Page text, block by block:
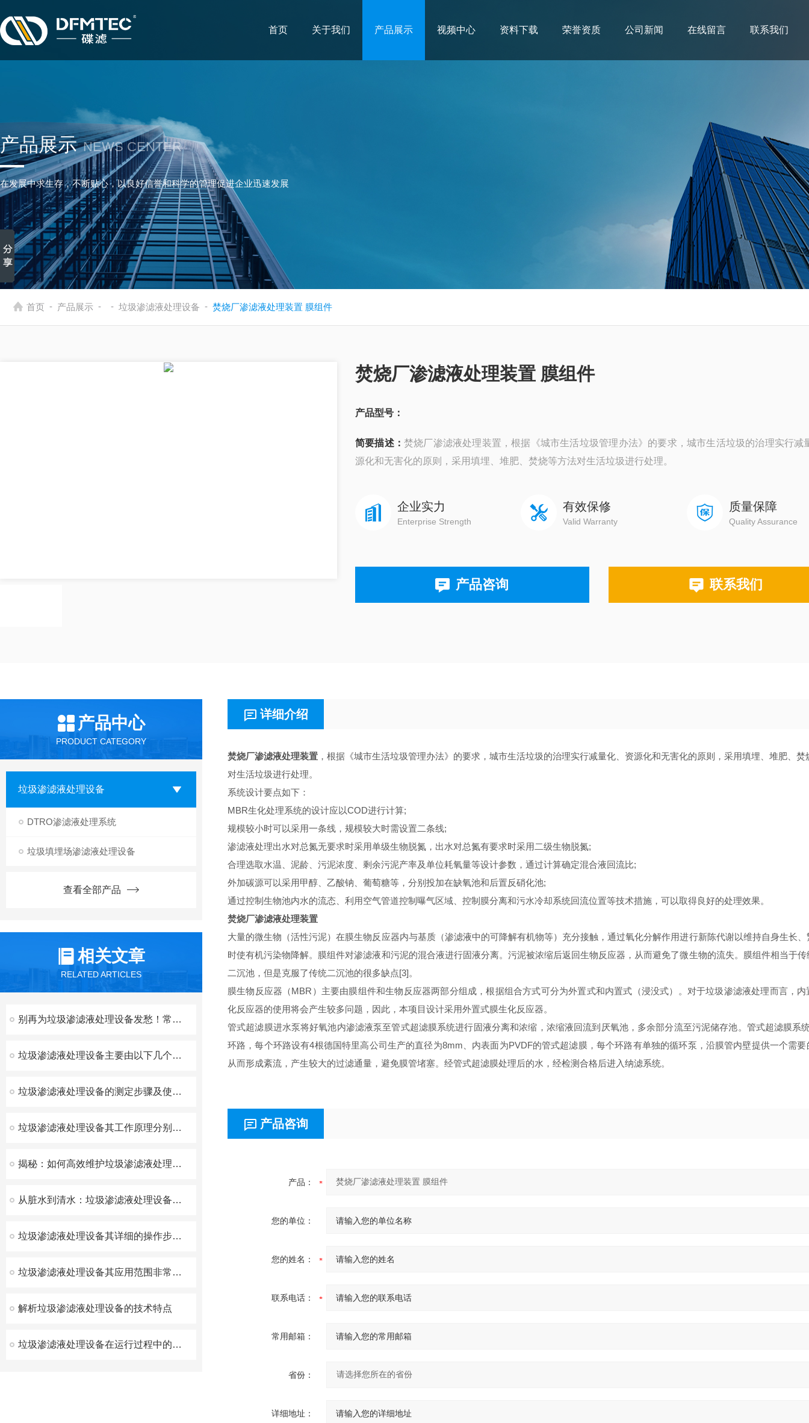
首页 关于我们 产品展示 视频中心 资料下载 荣誉资质 公司新闻 在线留言 联系我们
产品展示 NEWS CENTER
在发展中求生存，不断贴心，以良好信誉和科学的管理促进企业迅速发展
首页 - 产品展示 - - 垃圾渗滤液处理设备 - 焚烧厂渗滤液处理装置 膜组件
焚烧厂渗滤液处理装置 膜组件
产品型号：
简要描述： 焚烧厂渗滤液处理装置，根据《城市生活垃圾管理办法》的要求，城市生活垃圾的治理实行减
源化和无害化的原则，采用填埋、堆肥、焚烧等方法对生活垃圾进行处理。
企业实力
Enterprise Strength
有效保修
Valid Warranty
质量保障
Quality Assurance
产品咨询 联系我们
产品中心
PRODUCT CATEGORY
垃圾渗滤液处理设备
DTRO渗滤液处理系统
垃圾填埋场渗滤液处理设备
查看全部产品
相关文章
RELATED ARTICLES
别再为垃圾渗滤液处理设备发愁！常见难题的破局思路全拆解
垃圾渗滤液处理设备主要由以下几个核心系统组成
垃圾渗滤液处理设备的测定步骤及使用注意事项如下
垃圾渗滤液处理设备其工作原理分别是什么？
揭秘：如何高效维护垃圾渗滤液处理设备，延长使用寿命！
从脏水到清水：垃圾渗滤液处理设备的关键组件大解析
垃圾渗滤液处理设备其详细的操作步骤如下
垃圾渗滤液处理设备其应用范围非常广泛
解析垃圾渗滤液处理设备的技术特点
垃圾渗滤液处理设备在运行过程中的注意事项
详细介绍
焚烧厂渗滤液处理装置 ，根据《城市生活垃圾管理办法》的要求，城市生活垃圾的治理实行减量化、资源化和无害化的原则，采用填埋、堆肥、焚
对生活垃圾进行处理。
系统设计要点如下：
MBR生化处理系统的设计应以COD进行计算;
规模较小时可以采用一条线，规模较大时需设置二条线;
渗滤液处理出水对总氮无要求时采用单级生物脱氮，出水对总氮有要求时采用二级生物脱氮;
合理选取水温、泥龄、污泥浓度、剩余污泥产率及单位耗氧量等设计参数，通过计算确定混合液回流比;
外加碳源可以采用甲醇、乙酸钠、葡萄糖等，分别投加在缺氧池和后置反硝化池;
通过控制生物池内水的流态、利用空气管道控制曝气区域、控制膜分离和污水冷却系统回流位置等技术措施，可以取得良好的处理效果。
焚烧厂渗滤液处理装置
大量的微生物（活性污泥）在膜生物反应器内与基质（渗滤液中的可降解有机物等）充分接触，通过氧化分解作用进行新陈代谢以维持自身生长、
时使有机污染物降解。膜组件对渗滤液和污泥的混合液进行固液分离。污泥被浓缩后返回生物反应器，从而避免了微生物的流失。膜组件相当于传
二沉池，但是克服了传统二沉池的很多缺点[3]。
膜生物反应器（MBR）主要由膜组件和生物反应器两部分组成，根据组合方式可分为外置式和内置式（浸没式）。对于垃圾渗滤液处理而言，内
化反应器的使用将会产生较多问题，因此，本项目设计采用外置式膜生化反应器。
管式超滤膜进水泵将好氧池内渗滤液泵至管式超滤膜系统进行固液分离和浓缩，浓缩液回流到厌氧池，多余部分流至污泥储存池。管式超滤膜系
环路，每个环路设有4根德国特里高公司生产的直径为8mm、内表面为PVDF的管式超滤膜，每个环路有单独的循环泵，沿膜管内壁提供一个需要
从而形成紊流，产生较大的过滤通量，避免膜管堵塞。经管式超滤膜处理后的水，经检测合格后进入纳滤系统。
产品咨询
产品：
您的单位：
您的姓名：
联系电话：
常用邮箱：
省份：
详细地址：